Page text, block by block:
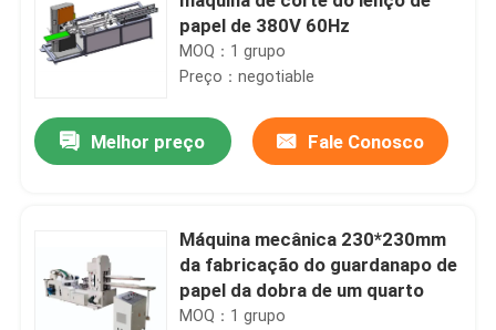
papel de 380V 60Hz
MOQ：1 grupo
Preço：negotiable
Melhor preço Fale Conosco
Máquina mecânica 230*230mm
da fabricação do guardanapo de
papel da dobra de um quarto
MOQ：1 grupo